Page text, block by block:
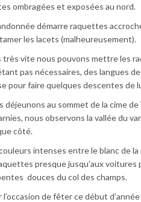
ombragées et exposées au nord.
démarre raquettes
les lacets (malheureusement).
très vite nous pouvons mettre les
pas nécessaires, des langues
pour faire quelques descentes de
déjeunons au sommet de la cime
nous observons la vallée du
côté.
intenses entre le blanc de
presque jusqu’aux
douces du col des champs.
l’occasion de fêter ce début